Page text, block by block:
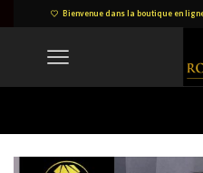
Bienvenue dans la boutique en